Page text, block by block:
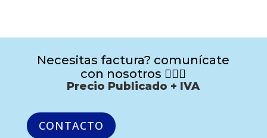
Necesitas factura? comunícate
con nosotros 🙋🏻‍♂️
Precio Publicado + IVA
CONTACTO